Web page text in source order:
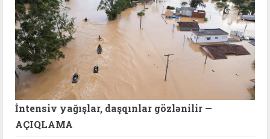
İntensiv yağışlar, daşqınlar gözlənilir —
AÇIQLAMA